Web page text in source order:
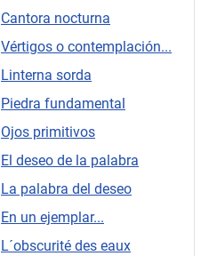
Cantora nocturna
Vértigos o contemplación...
Linterna sorda
Piedra fundamental
Ojos primitivos
El deseo de la palabra
La palabra del deseo
En un ejemplar...
L´obscurité des eaux